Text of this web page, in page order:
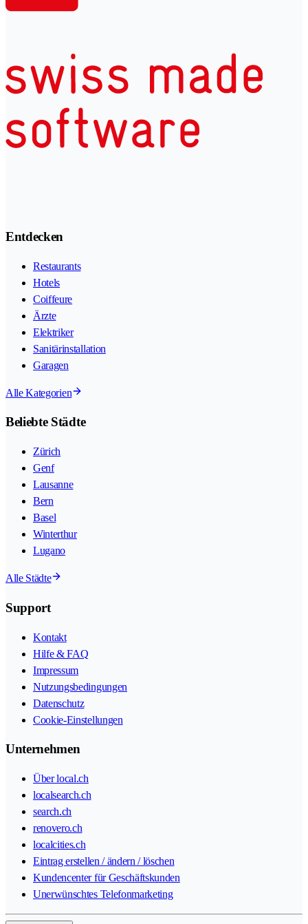
Entdecken
Restaurants
Hotels
Coiffeure
Ärzte
Elektriker
Sanitärinstallation
Garagen
Alle Kategorien
Beliebte Städte
Zürich
Genf
Lausanne
Bern
Basel
Winterthur
Lugano
Alle Städte
Support
Kontakt
Hilfe & FAQ
Impressum
Nutzungsbedingungen
Datenschutz
Cookie-Einstellungen
Unternehmen
Über local.ch
localsearch.ch
search.ch
renovero.ch
localcities.ch
Eintrag erstellen / ändern / löschen
Kundencenter für Geschäftskunden
Unerwünschtes Telefonmarketing